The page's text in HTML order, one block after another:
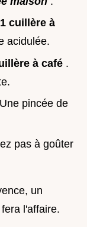
cuillère à
acidulée.
à café .
pincée de
pas à goûter
un
l'affaire.